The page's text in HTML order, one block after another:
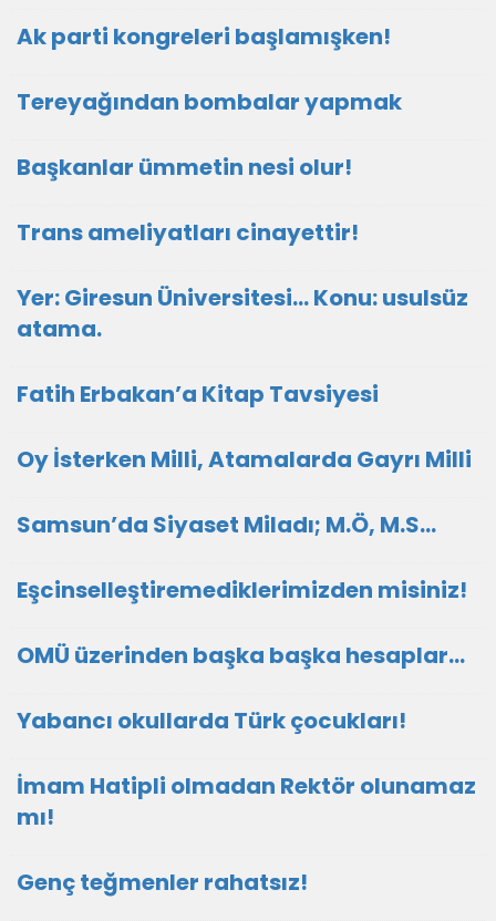
Ak parti kongreleri başlamışken!
Tereyağından bombalar yapmak
Başkanlar ümmetin nesi olur!
Trans ameliyatları cinayettir!
Yer: Giresun Üniversitesi… Konu: usulsüz
atama.
Fatih Erbakan’a Kitap Tavsiyesi
Oy İsterken Milli, Atamalarda Gayrı Milli
Samsun’da Siyaset Miladı; M.Ö, M.S…
Eşcinselleştiremediklerimizden misiniz!
OMÜ üzerinden başka başka hesaplar…
Yabancı okullarda Türk çocukları!
İmam Hatipli olmadan Rektör olunamaz
mı!
Genç teğmenler rahatsız!